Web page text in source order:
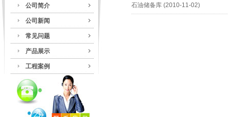
公司简介
公司新闻
常见问题
产品展示
工程案例
石油储备库 (2010-11-02)